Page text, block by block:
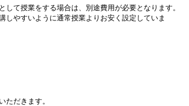
して授業をする場合は、別途費用が必要となります。
しやすいように通常授業よりお安く設定していま
ただきます。